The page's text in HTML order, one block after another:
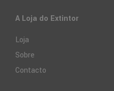
A Loja do Extintor
Loja
Sobre
Contacto